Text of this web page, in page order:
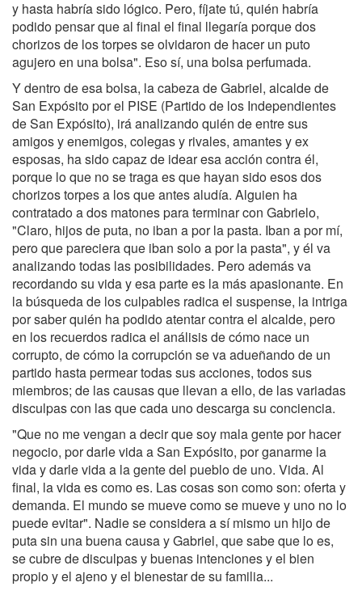
y hasta habría sido lógico. Pero, fíjate tú, quién habría
podido pensar que al final el final llegaría porque dos
chorizos de los torpes se olvidaron de hacer un puto
agujero en una bolsa". Eso sí, una bolsa perfumada.
Y dentro de esa bolsa, la cabeza de Gabriel, alcalde de
San Expósito por el PISE (Partido de los Independientes
de San Expósito), irá analizando quién de entre sus
amigos y enemigos, colegas y rivales, amantes y ex
esposas, ha sido capaz de idear esa acción contra él,
porque lo que no se traga es que hayan sido esos dos
chorizos torpes a los que antes aludía. Alguien ha
contratado a dos matones para terminar con Gabrielo,
"Claro, hijos de puta, no iban a por la pasta. Iban a por mí,
pero que pareciera que iban solo a por la pasta", y él va
analizando todas las posibilidades. Pero además va
recordando su vida y esa parte es la más apasionante. En
la búsqueda de los culpables radica el suspense, la intriga
por saber quién ha podido atentar contra el alcalde, pero
en los recuerdos radica el análisis de cómo nace un
corrupto, de cómo la corrupción se va adueñando de un
partido hasta permear todas sus acciones, todos sus
miembros; de las causas que llevan a ello, de las variadas
disculpas con las que cada uno descarga su conciencia.
"Que no me vengan a decir que soy mala gente por hacer
negocio, por darle vida a San Expósito, por ganarme la
vida y darle vida a la gente del pueblo de uno. Vida. Al
final, la vida es como es. Las cosas son como son: oferta y
demanda. El mundo se mueve como se mueve y uno no lo
puede evitar". Nadie se considera a sí mismo un hijo de
puta sin una buena causa y Gabriel, que sabe que lo es,
se cubre de disculpas y buenas intenciones y el bien
propio y el ajeno y el bienestar de su familia...